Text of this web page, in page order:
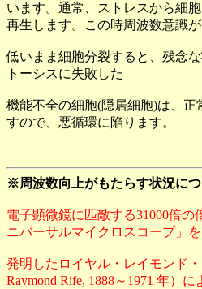
います。通常、ストレスから細
再生します。この時周波数意識が
低いまま細胞分裂すると、残念
トーシスに失敗した
機能不全の細胞(隠居細胞)は、正
すので、悪循環に陥ります。
※周波数向上がもたらす状況につ
電子顕微鏡に匹敵する31000倍
ニバーサルマイクロスコープ」を
発明したロイヤル・レイモンド
Raymond Rife, 1888～1971 年）に